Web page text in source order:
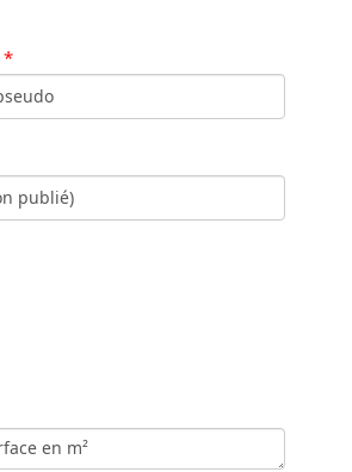
*